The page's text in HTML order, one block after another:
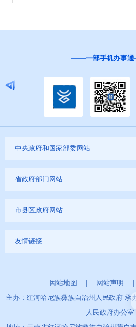
推进户籍和出入境管理服务
云南省网上新闻发布厅
商品房预售许可证信息公示
不动产登记
其他
权责清单
重大建设项目
一部手机办事通
中央政府和国家部委网站
省政府部门网站
市县区政府网站
友情链接
网站地图 | 网站声明
主办：红河哈尼族彝族自治州人民政府 承
人民政府办公室